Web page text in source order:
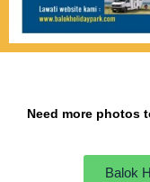
Need more photos
Balok